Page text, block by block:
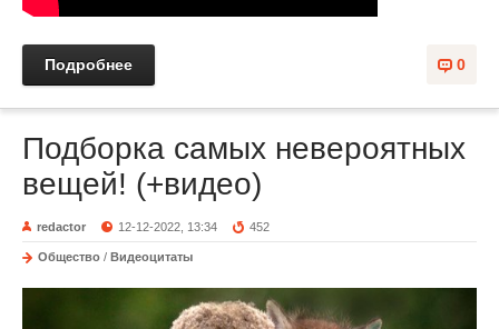
0
Подробнее
Подборка самых невероятных
вещей! (+видео)
redactor 12-12-2022, 13:34 452
Общество / Видеоцитаты